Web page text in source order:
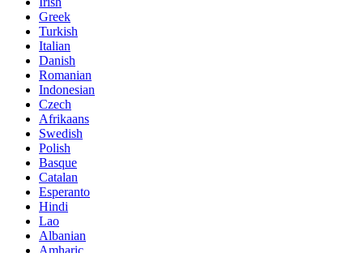
Greek
Turkish
Italian
Danish
Romanian
Indonesian
Czech
Afrikaans
Swedish
Polish
Basque
Catalan
Esperanto
Hindi
Lao
Albanian
Amharic